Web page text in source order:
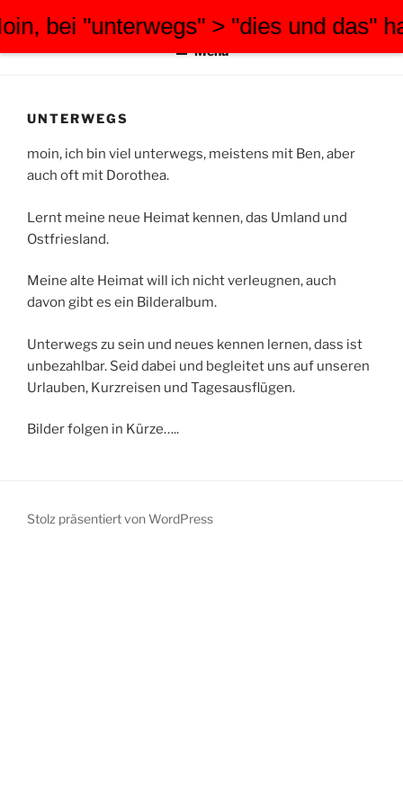
bei "unterwegs" > "dies und das"
Inhalt
springen
FWW-FOTOGRAFIE
tauchen Sie ein in meine Welt
Menü
UNTERWEGS
moin, ich bin viel unterwegs, meistens mit Ben, aber
auch oft mit Dorothea.
Lernt meine neue Heimat kennen, das Umland und
Ostfriesland.
Meine alte Heimat will ich nicht verleugnen, auch
davon gibt es ein Bilderalbum.
Unterwegs zu sein und neues kennen lernen, dass ist
unbezahlbar. Seid dabei und begleitet uns auf unseren
Urlauben, Kurzreisen und Tagesausflügen.
Bilder folgen in Kürze…..
Stolz präsentiert von WordPress